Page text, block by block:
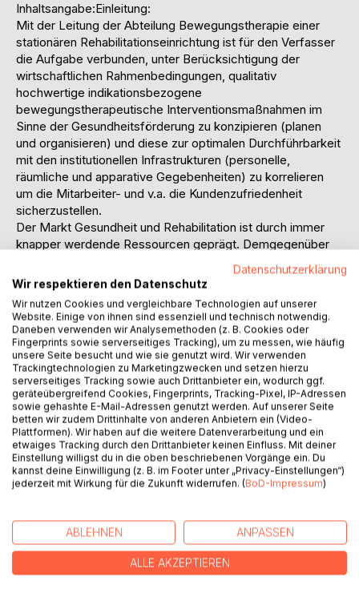
Inhaltsangabe:Einleitung:
Mit der Leitung der Abteilung Bewegungstherapie einer
stationären Rehabilitationseinrichtung ist für den Verfasser
die Aufgabe verbunden, unter Berücksichtigung der
wirtschaftlichen Rahmenbedingungen, qualitativ
hochwertige indikationsbezogene
bewegungstherapeutische Interventionsmaßnahmen im
Sinne der Gesundheitsförderung zu konzipieren (planen
und organisieren) und diese zur optimalen Durchführbarkeit
mit den institutionellen Infrastrukturen (personelle,
räumliche und apparative Gegebenheiten) zu korrelieren
um die Mitarbeiter- und v.a. die Kundenzufriedenheit
sicherzustellen.
Der Markt Gesundheit und Rehabilitation ist durch immer
knapper werdende Ressourcen geprägt. Demgegenüber
stehen die steigenden Ansprüche der Kunden und
Lieferanten nach Faktoren wie z.B. Qualität, Nachkonzepte
etc. Um die Kosten zu reduzieren, sollen ab 2003 als
Steuerungsinstrumentarium zur Grundlage für das deutsche
Vergütungssystem die DRG's eingeführt werden, wobei die
Auswirkungen dieser DRG's auf die Rehabilitation noch
diskutiert werden. Unumstritten ist jedoch die Forderung
nach qualitätssichernden Maßnahmen.
Des weiteren gilt es auch, sowohl die Erwartungen bzw.
Anforderungen der Gesellschafter, der Geschäftsführung
und der medizinischen Leitung als auch die gesetzlichen
und behördlichen Vorgaben zu erfüllen.
Intention dieser Arbeit ist somit die Entwicklung eines
Methodenmanuals zur Implementierung eines
Es soll als Werkzeug dienen, die vielfältigen
Anforderungen, die an ein QMS gestellt werden,
Datenschutzerklärung
Wir respektieren den Datenschutz
Wir nutzen Cookies und vergleichbare Technologien auf unserer
Website. Einige von ihnen sind essenziell und technisch notwendig.
Daneben verwenden wir Analysemethoden (z. B. Cookies oder
Fingerprints sowie serverseitiges Tracking), um zu messen, wie häufig
unsere Seite besucht und wie sie genutzt wird. Wir verwenden
Trackingtechnologien zu Marketingzwecken und setzen hierzu
serverseitiges Tracking sowie auch Drittanbieter ein, wodurch ggf.
geräteübergreifend Cookies, Fingerprints, Tracking-Pixel, IP-Adressen
sowie gehashte E-Mail-Adressen genutzt werden. Auf unserer Seite
betten wir zudem Drittinhalte von anderen Anbietern ein (Video-
Plattformen). Wir haben auf die weitere Datenverarbeitung und ein
etwaiges Tracking durch den Drittanbieter keinen Einfluss. Mit deiner
Einstellung willigst du in die oben beschriebenen Vorgänge ein. Du
kannst deine Einwilligung (z. B. im Footer unter „Privacy-Einstellungen“)
jederzeit mit Wirkung für die Zukunft widerrufen. (BoD-Impressum)
ABLEHNEN ANPASSEN
ALLE AKZEPTIEREN